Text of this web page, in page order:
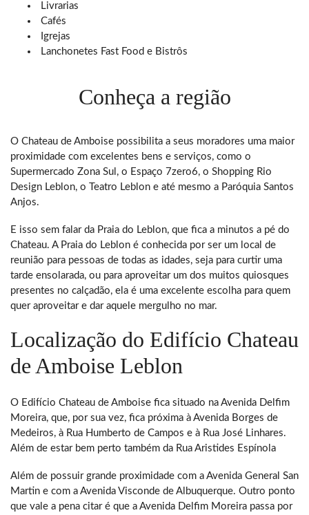
Livrarias
Cafés
Igrejas
Lanchonetes Fast Food e Bistrôs
Conheça a região
O Chateau de Amboise possibilita a seus moradores uma maior
proximidade com excelentes bens e serviços, como o
Supermercado Zona Sul, o Espaço 7zero6, o Shopping Rio
Design Leblon, o Teatro Leblon e até mesmo a Paróquia Santos
Anjos.
E isso sem falar da Praia do Leblon, que fica a minutos a pé do
Chateau. A Praia do Leblon é conhecida por ser um local de
reunião para pessoas de todas as idades, seja para curtir uma
tarde ensolarada, ou para aproveitar um dos muitos quiosques
presentes no calçadão, ela é uma excelente escolha para quem
quer aproveitar e dar aquele mergulho no mar.
Localização do Edifício Chateau
de Amboise Leblon
O Edifício Chateau de Amboise fica situado na Avenida Delfim
Moreira, que, por sua vez, fica próxima à Avenida Borges de
Medeiros, à Rua Humberto de Campos e à Rua José Linhares.
Além de estar bem perto também da Rua Aristides Espínola
Além de possuir grande proximidade com a Avenida General San
Martin e com a Avenida Visconde de Albuquerque. Outro ponto
que vale a pena citar é que a Avenida Delfim Moreira passa por